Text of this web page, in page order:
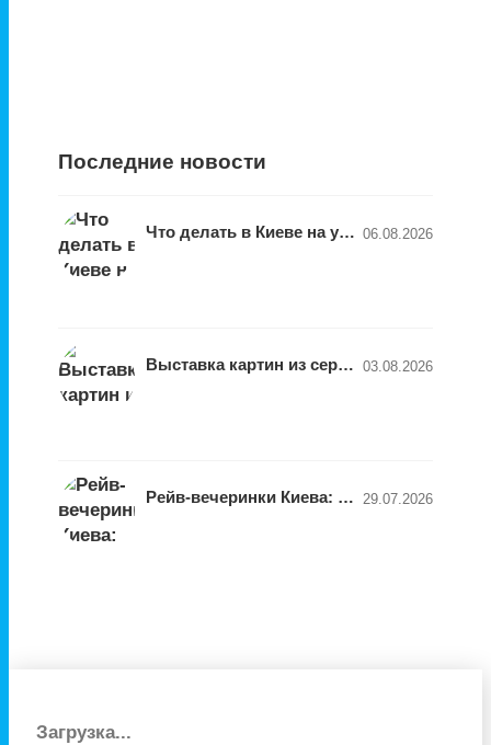
Последние новости
Что делать в Киеве на уикенд 7–9 августа: фестивали, концерты, выставки и экскурсии 06.08.2026
Выставка картин из серии «JYTTIA Kvitka» дизайнера Натальи Гоголевой 03.08.2026
Рейв-вечеринки Киева: формации и клубы, за которыми стоит следить 29.07.2026
Загрузка...